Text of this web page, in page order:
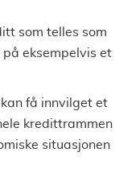
som telles som
eksempelvis et
få innvilget et
kredittrammen
situasjonen